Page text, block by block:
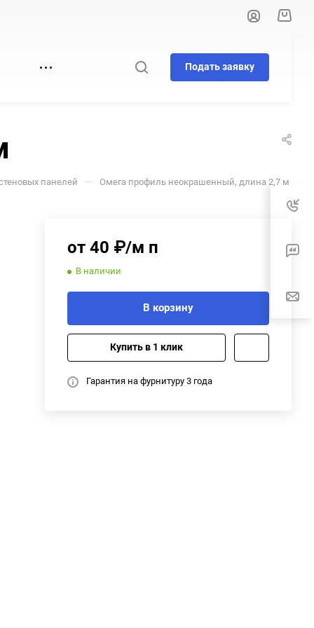
Подать заявку
панелей — Омега профиль неокрашенный, длина 2,7 м
от 40 ₽/м п
В наличии
В корзину
Купить в 1 клик
Гарантия на фурнитуру 3 года